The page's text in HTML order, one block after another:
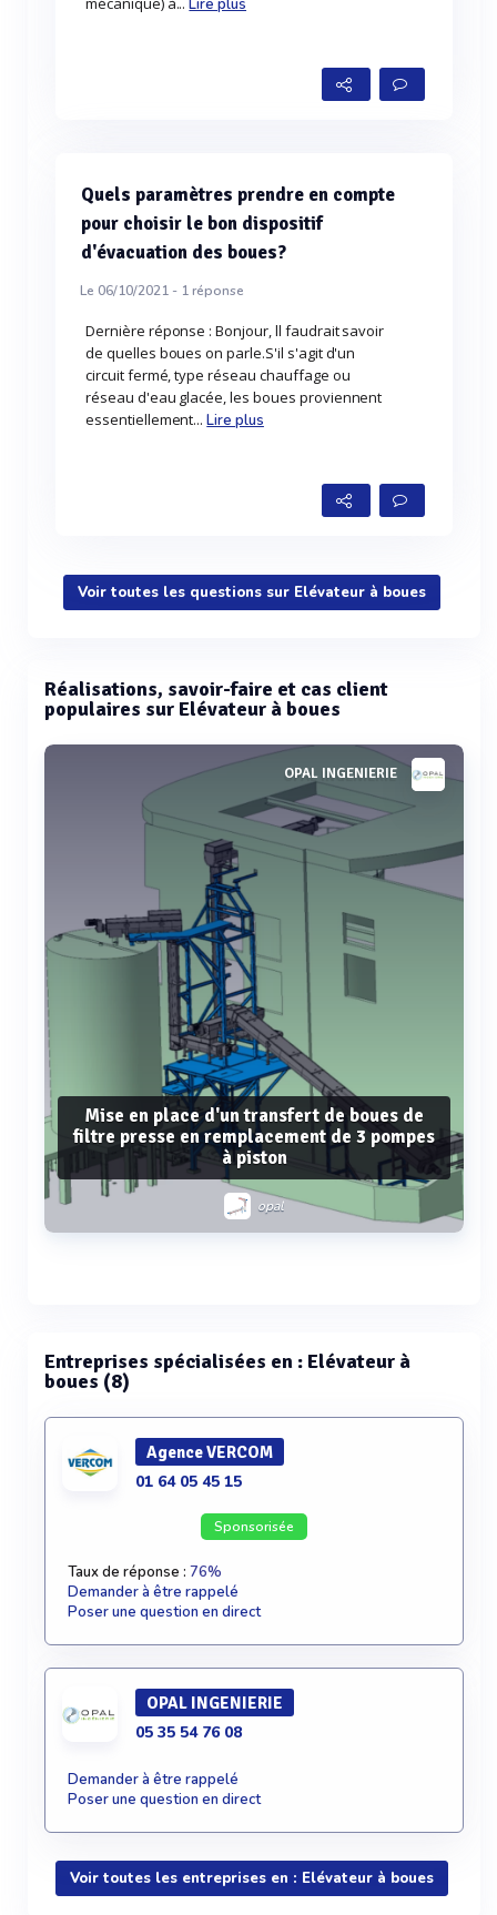
Lire plus
Quels paramètres prendre en compte
pour choisir le bon dispositif
d'évacuation des boues?
Le 06/10/2021 - 1réponse
Dernière réponse : Bonjour, ll faudrait savoir
de quelles boues on parle.S'il s'agit d'un
circuit fermé, type réseau chauffage ou
réseau d'eau glacée, les boues proviennent
essentiellement...Lire plus
Voir toutes les questions sur Elévateur à boues
Réalisations, savoir-faire et cas client
populaires sur Elévateur à boues
OPAL INGENIERIE
Mise en place d'un transfert de boues de
filtre presse en remplacement de 3 pompes
à piston
opal
Entreprises spécialisées en : Elévateur à
boues (8)
Agence VERCOM
01 64 05 45 15
Sponsorisée
Taux de réponse : 76%
Demander à être rappelé
Poser une question en direct
OPAL INGENIERIE
05 35 54 76 08
Demander à être rappelé
Poser une question en direct
Voir toutes les entreprises en : Elévateur à boues